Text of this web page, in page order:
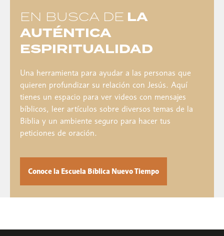
EN BUSCA DE LA
AUTÉNTICA
ESPIRITUALIDAD
Una herramienta para ayudar a las personas que
quieren profundizar su relación con Jesús. Aquí
tienes un espacio para ver videos con mensajes
bíblicos, leer artículos sobre diversos temas de la
Biblia y un ambiente seguro para hacer tus
peticiones de oración.
Conoce la Escuela Bíblica Nuevo Tiempo